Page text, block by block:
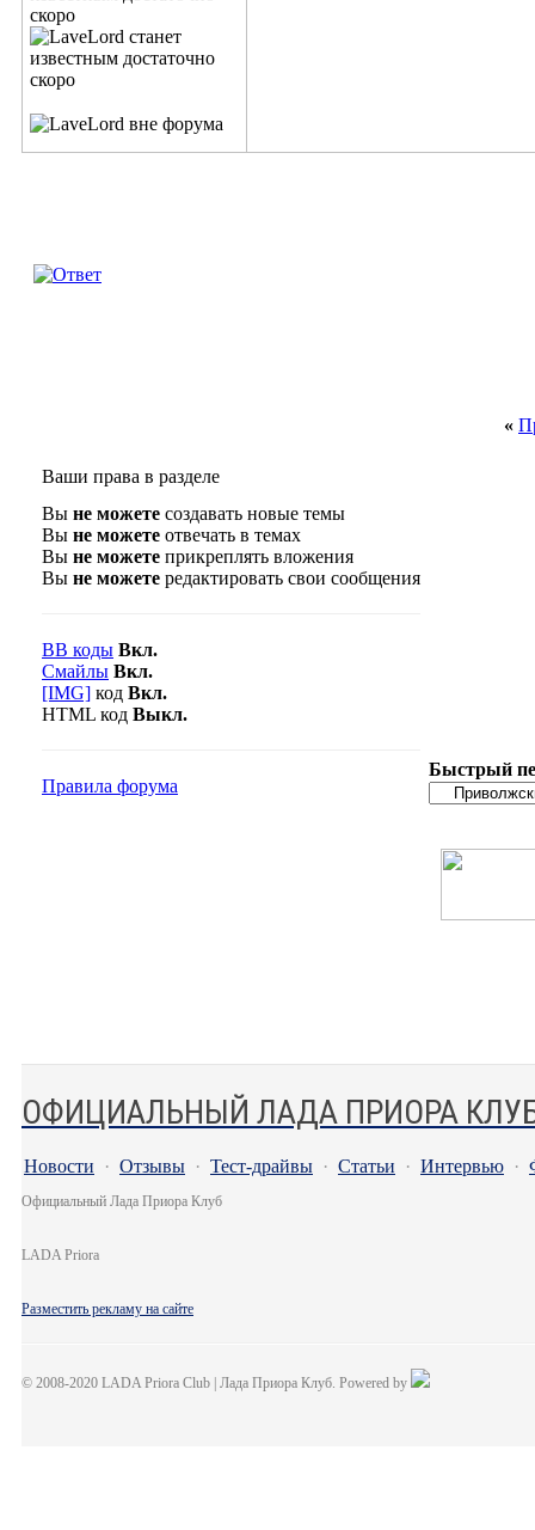
«
Ваши права в разделе
Вы не можете создавать новые темы
Вы не можете отвечать в темах
Вы не можете прикреплять вложения
Вы не можете редактировать свои сообщения
BB коды Вкл.
Смайлы Вкл.
[IMG] код Вкл.
HTML код Выкл.
Правила форума
Быстрый
ОФИЦИАЛЬНЫЙ ЛАДА ПРИОРА
Новости · Отзывы · Тест-драйвы · Статьи · Интервью ·
Официальный Лада Приора Клуб
LADA Priora
Разместить рекламу на сайте
© 2008-2020 LADA Priora Club | Лада Приора Клуб. Powered by